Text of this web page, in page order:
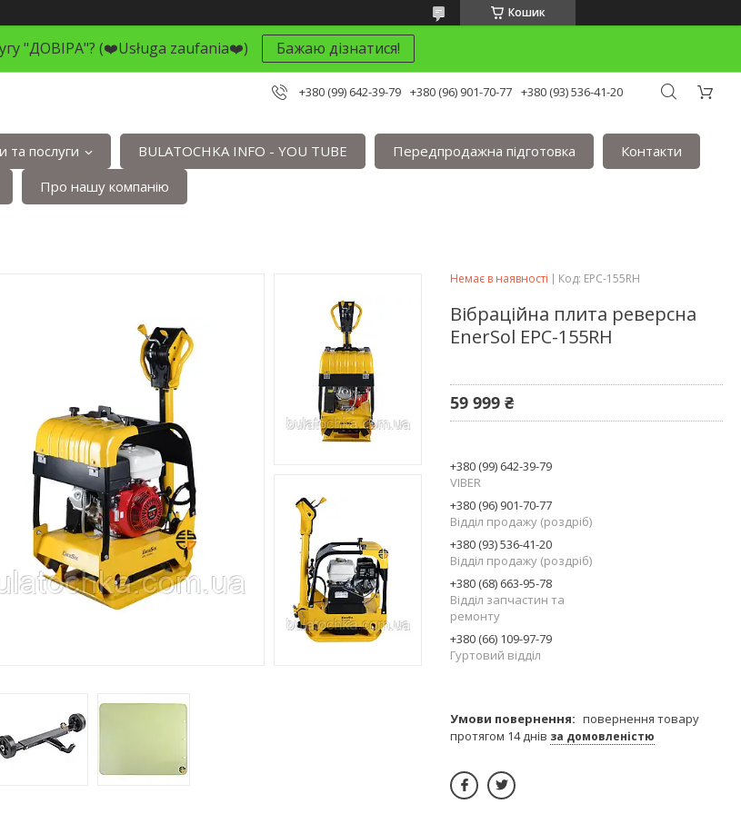
Кошик
"ДОВІРА"? (❤️Usługa zaufania❤️) Бажаю дізнатися!
+380 (99) 642-39-79 +380 (96) 901-70-77 +380 (93) 536-41-20
та послуги BULATOCHKA INFO - YOU TUBE Передпродажна підготовка
Контакти
Про нашу компанію
Немає в наявності Код: EPC-155RH
Вібраційна плита реверсна
EnerSol EPC-155RH
59 999 ₴
+380 (99) 642-39-79
VIBER
+380 (96) 901-70-77
Відділ продажу (роздріб)
+380 (93) 536-41-20
Відділ продажу (роздріб)
+380 (68) 663-95-78
Відділ запчастин та
ремонту
+380 (66) 109-97-79
Гуртовий відділ
повернення товару
протягом 14 днів за домовленістю